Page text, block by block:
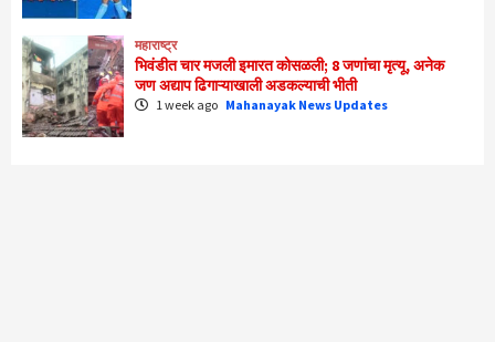
महाराष्ट्र
भिवंडीत चार मजली इमारत कोसळली; 8 जणांचा मृत्यू, अनेक
जण अद्याप ढिगाऱ्याखाली अडकल्याची भीती
1 week ago Mahanayak News Updates